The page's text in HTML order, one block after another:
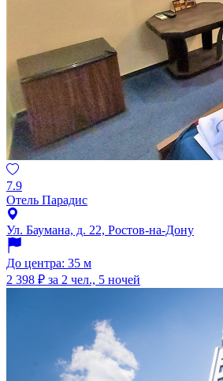
7.9
Отель Парадис
Ул. Баумана, д. 22, Ростов-на-Дону
До центра: 35 м
2 398 ₽ за 2 чел., 5 ночей